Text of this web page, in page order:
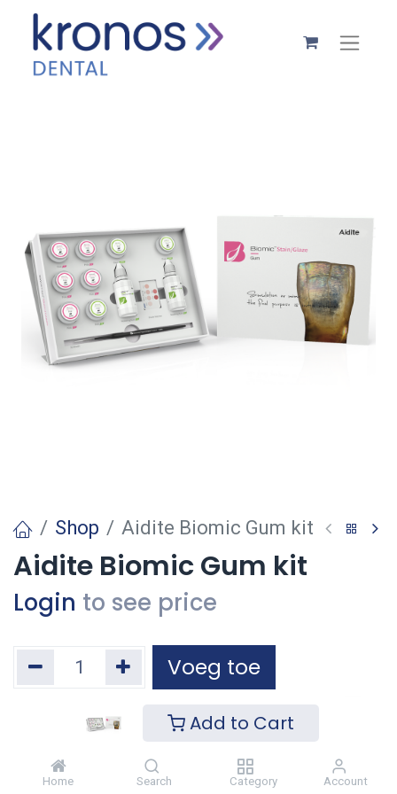
Add to Cart
Home Search Category Account
Shop Aidite Biomic Gum kit
Aidite Biomic Gum kit
Login to see price
Voeg toe
Toevoegen aan verlanglijst